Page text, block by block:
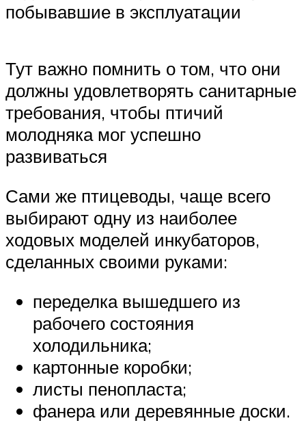
побывавшие в эксплуатации
Тут важно помнить о том, что они
должны удовлетворять санитарные
требования, чтобы птичий
молодняка мог успешно
развиваться
Сами же птицеводы, чаще всего
выбирают одну из наиболее
ходовых моделей инкубаторов,
сделанных своими руками:
переделка вышедшего из
рабочего состояния
холодильника;
картонные коробки;
листы пенопласта;
фанера или деревянные доски.